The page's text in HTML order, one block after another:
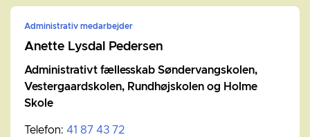
Administrativ medarbejder
Anette Lysdal Pedersen
Administrativt fællesskab Søndervangskolen,
Vestergaardskolen, Rundhøjskolen og Holme
Skole
Telefon: 41 87 43 72